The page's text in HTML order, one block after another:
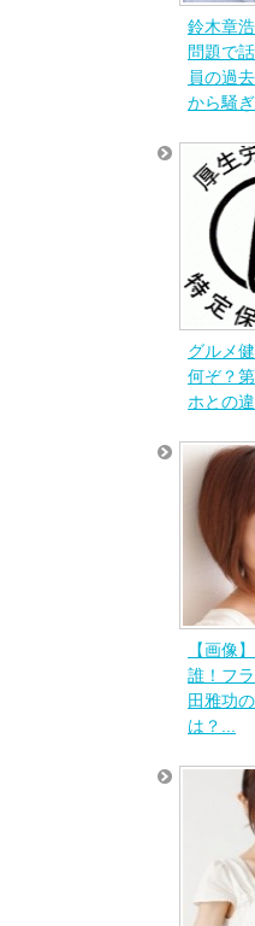
鈴木章
問題で
員の過
から騒ぎ
グルメ
何ぞ？
ホとの
【画像
誰！フ
田雅功
は？...